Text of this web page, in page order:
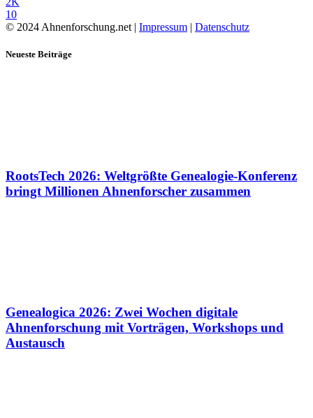
10
© 2024 Ahnenforschung.net | Impressum | Datenschutz
Neueste Beiträge
RootsTech 2026: Weltgrößte Genealogie-Konferenz
bringt Millionen Ahnenforscher zusammen
Genealogica 2026: Zwei Wochen digitale
Ahnenforschung mit Vorträgen, Workshops und
Austausch